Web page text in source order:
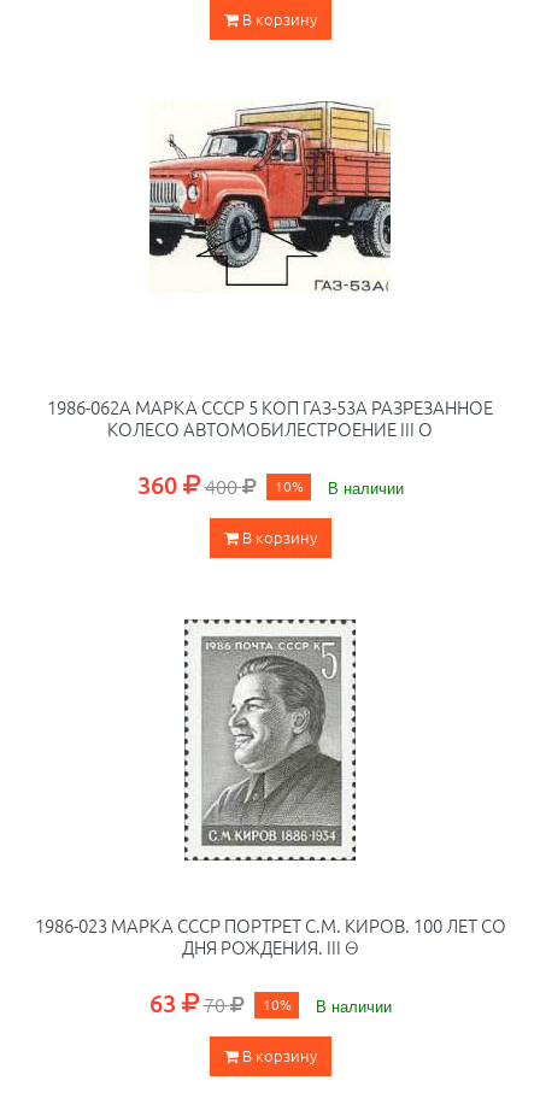
В корзину
1986-062A МАРКА СССР 5 КОП ГАЗ-53А РАЗРЕЗАННОЕ
КОЛЕСО АВТОМОБИЛЕСТРОЕНИЕ III O
360 400 10% В наличии
В корзину
1986-023 МАРКА СССР ПОРТРЕТ С.М. КИРОВ. 100 ЛЕТ СО
ДНЯ РОЖДЕНИЯ. III Θ
63 70 10% В наличии
В корзину